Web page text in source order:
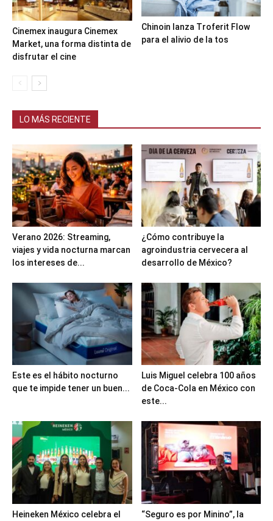
Cinemex inaugura Cinemex
Market, una forma distinta de
disfrutar el cine
Chinoin lanza Troferit Flow
para el alivio de la tos
LO MÁS RECIENTE
Verano 2026: Streaming,
viajes y vida nocturna marcan
los intereses de...
¿Cómo contribuye la
agroindustria cervecera al
desarrollo de México?
Este es el hábito nocturno
que te impide tener un buen...
Luis Miguel celebra 100 años
de Coca-Cola en México con
este...
Heineken México celebra el
“Seguro es por Minino”, la